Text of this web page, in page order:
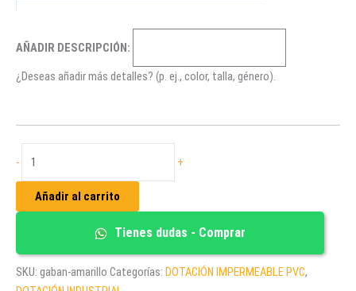
AÑADIR DESCRIPCIÓN:
¿Deseas añadir más detalles? (p. ej., color, talla, género).
-
CON
CAPUCHA
cantidad
+
Añadir al carrito
Tienes dudas - Comprar
SKU: gaban-amarillo Categorías: DOTACIÓN IMPERMEABLE PVC,